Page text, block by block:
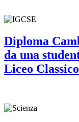
Diploma
da una
Liceo